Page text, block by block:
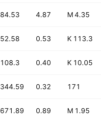
4.35 M
4.87
84.53 B
113.3 K
0.53
52.58 B
10.05 K
0.40
108.3 B
171
0.32
344.59 B
1.95 M
0.89
671.89 B